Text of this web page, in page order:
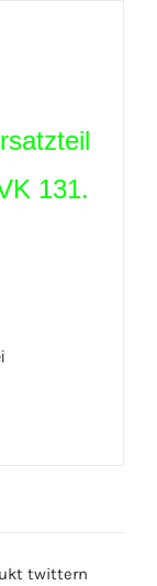
131.
twittern